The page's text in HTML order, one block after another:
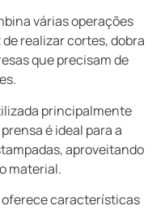
várias operações
realizar cortes, dobra
que precisam de
principalmente
é ideal para a
aproveitando
material.
características